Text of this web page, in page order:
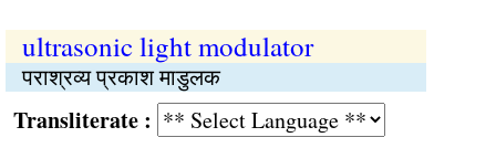
ultrasonic light modulator
पराश्रव्य प्रकाश माडुलक
: